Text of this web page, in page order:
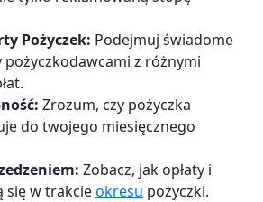
Pożyczek: Podejmuj świadome
pożyczkodawcami z różnymi
Zrozum, czy pożyczka
do twojego miesięcznego
Zobacz, jak opłaty i
się w trakcieokresu pożyczki.